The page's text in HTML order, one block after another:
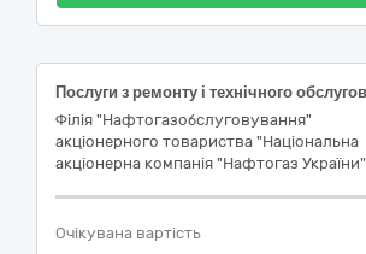
Філія "Нафтогазобслуговування"
акціонерного товариства "Національна
акціонерна компанія "Нафтогаз України"
Очікувана вартість